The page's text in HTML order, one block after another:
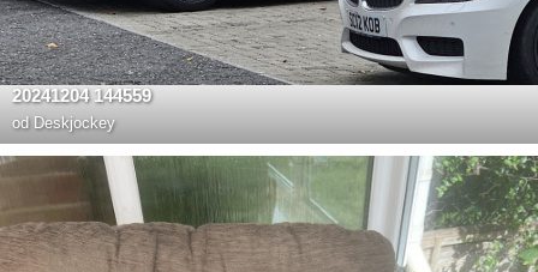
20241204 144559
od Deskjockey